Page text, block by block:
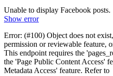
Unable to display Facebook posts.
Show error
Error: (#100) Object does not
permission or reviewable feature,
This endpoint requires the
the 'Page Public Content Access'
Metadata Access' feature. Refer to